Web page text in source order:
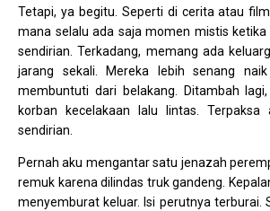
Tetapi, ya begitu. Seperti di cerita atau
mana selalu ada saja momen mistis
sendirian. Terkadang, memang ada
jarang sekali. Mereka lebih senang
membuntuti dari belakang. Ditambah
korban kecelakaan lalu lintas. Terpaksa
sendirian.
Pernah aku mengantar satu jenazah
remuk karena dilindas truk gandeng.
menyemburat keluar. Isi perutnya terburai.